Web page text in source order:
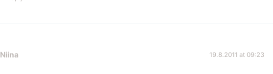
Niina 19.8.2011 at 09:23